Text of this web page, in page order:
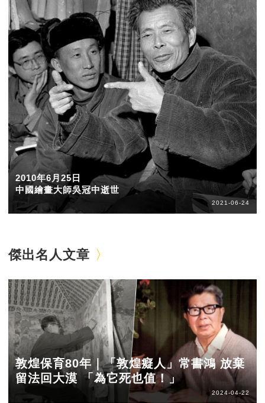
2010年6月25日
中國繪畫大師吳冠中逝世
2021-06-24
傑出名人文章
敦煌保育80年｜「敦煌癡人」常書鴻 放棄
留法回大漠 「為它死也值！」
2024-04-22